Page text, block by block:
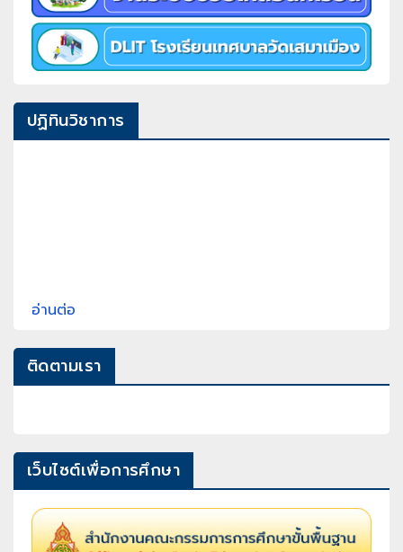
ปฏิทินวิชาการ
อ่านต่อ
ติดตามเรา
เว็บไซต์เพื่อการศึกษา